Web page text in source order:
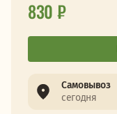
830 ₽
Самовывоз
сегодня